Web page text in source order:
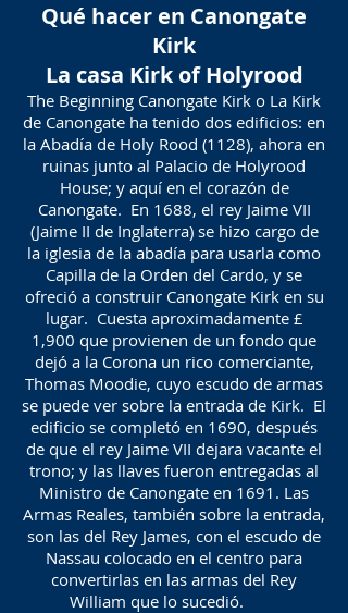
Qué hacer en Canongate
Kirk
La casa Kirk of Holyrood
The Beginning Canongate Kirk o La Kirk
de Canongate ha tenido dos edificios: en
la Abadía de Holy Rood (1128), ahora en
ruinas junto al Palacio de Holyrood
House; y aquí en el corazón de
Canongate. En 1688, el rey Jaime VII
(Jaime II de Inglaterra) se hizo cargo de
la iglesia de la abadía para usarla como
Capilla de la Orden del Cardo, y se
ofreció a construir Canongate Kirk en su
lugar. Cuesta aproximadamente £
1,900 que provienen de un fondo que
dejó a la Corona un rico comerciante,
Thomas Moodie, cuyo escudo de armas
se puede ver sobre la entrada de Kirk. El
edificio se completó en 1690, después
de que el rey Jaime VII dejara vacante el
trono; y las llaves fueron entregadas al
Ministro de Canongate en 1691. Las
Armas Reales, también sobre la entrada,
son las del Rey James, con el escudo de
Nassau colocado en el centro para
convertirlas en las armas del Rey
William que lo sucedió.